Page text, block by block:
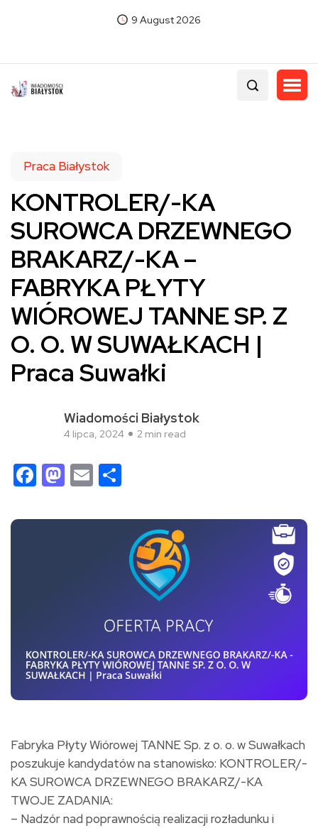
9 August 2026
Praca Białystok
KONTROLER/-KA
SUROWCA DRZEWNEGO
BRAKARZ/-KA –
FABRYKA PŁYTY
WIÓROWEJ TANNE SP. Z
O. O. W SUWAŁKACH |
Praca Suwałki
Wiadomości Białystok
4 lipca, 2024 2 min read
Facebook
Mastodon
Email
Fabryka Płyty Wiórowej TANNE Sp. z o. o. w Suwałkach
poszukuje kandydatów na stanowisko: KONTROLER/-
KA SUROWCA DRZEWNEGO BRAKARZ/-KA
TWOJE ZADANIA:
– Nadzór nad poprawnością realizacji rozładunku i